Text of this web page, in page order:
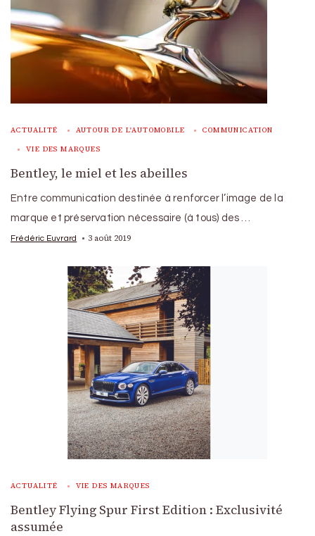
ACTUALITÉ AUTOUR DE L'AUTOMOBILE COMMUNICATION
VIE DES MARQUES
Bentley, le miel et les abeilles
Entre communication destinée à renforcer l’image de la
marque et préservation nécessaire (à tous) des …
Frédéric Euvrard 3 août 2019
ACTUALITÉ VIE DES MARQUES
Bentley Flying Spur First Edition : Exclusivité
assumée